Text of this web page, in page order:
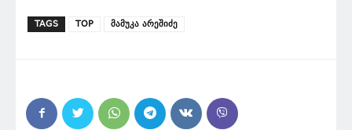
TAGS TOP მამუკა არეშიძე